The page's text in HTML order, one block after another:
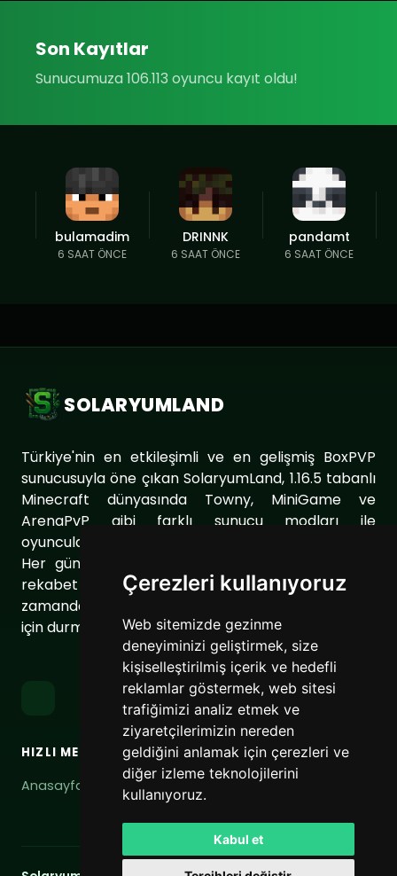
Çerezleri kullanıyoruz
Web sitemizde gezinme
deneyiminizi geliştirmek, size
kişiselleştirilmiş içerik ve hedefli
reklamlar göstermek, web sitesi
trafiğimizi analiz etmek ve
ziyaretçilerimizin nereden
geldiğini anlamak için çerezleri ve
diğer izleme teknolojilerini
kullanıyoruz.
Kabul et
Son Kayıtlar
Sunucumuza 106.113 oyuncu kayıt oldu!
bulamadim
6 SAAT ÖNCE
DRINNK
6 SAAT ÖNCE
pandamt
6 SAAT ÖNCE
SOLARYUMLAND
Türkiye'nin en etkileşimli ve en gelişmiş BoxPVP
sunucusuyla öne çıkan SolaryumLand, 1.16.5 tabanlı
Minecraft dünyasında Towny, MiniGame ve
ArenaPvP gibi farklı sunucu modları ile
oyuncularımıza eşsiz bir oyun deneyimi sunuyor.
Her gün sunucumuzu geliştirerek oyuncularımıza
rekabet dolu ve keyifli bir ortam sağlıyoruz. Aynı
zamanda topluluğumuzu daha da güçlendirmek
için durmaksızın çalışıyoruz.
HIZLI MENÜ
Anasayfa
BAĞLANTILAR
Hizmet Şartları